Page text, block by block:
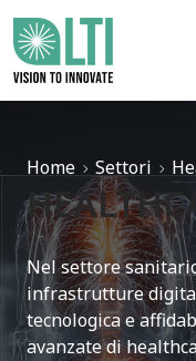
Vai al menu di
Vai al contenuto
Vai al footer
Home Settori
Nel settore
infrastrutture
tecnologica e
avanzate di